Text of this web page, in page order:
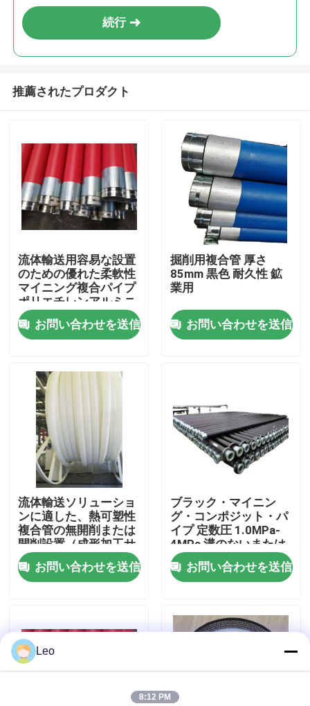
ホーム
VRショー
企業情報
会社案内
品質管理
お問い合わせ
見積依頼
補強された熱可塑性の管
続行
推薦されたプロダクト
流体輸送用容易な設置
のための優れた柔軟性
マイニング複合パイプ
ポリエチレンアルミニ
ウム複合パイプ
お問い合わせを送信
掘削用複合管 厚さ
85mm 黒色 耐久性 鉱
業用
お問い合わせを送信
流体輸送ソリューショ
ンに適した、熱可塑性
複合管の無開削または
開削設置（成形加工サ
ービスを含む）
お問い合わせを送信
ブラック・マイニン
グ・コンポジット・パ
イプ 定数圧 1.0MPa-
4MPa 溝のないまたは
開いた溝の設置プロジ
ェクトのための理想的
な選択
お問い合わせを送信
Leo
8:12 PM